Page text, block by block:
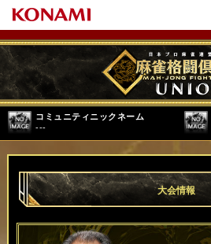
コミュニティニックネーム
---
大会情報